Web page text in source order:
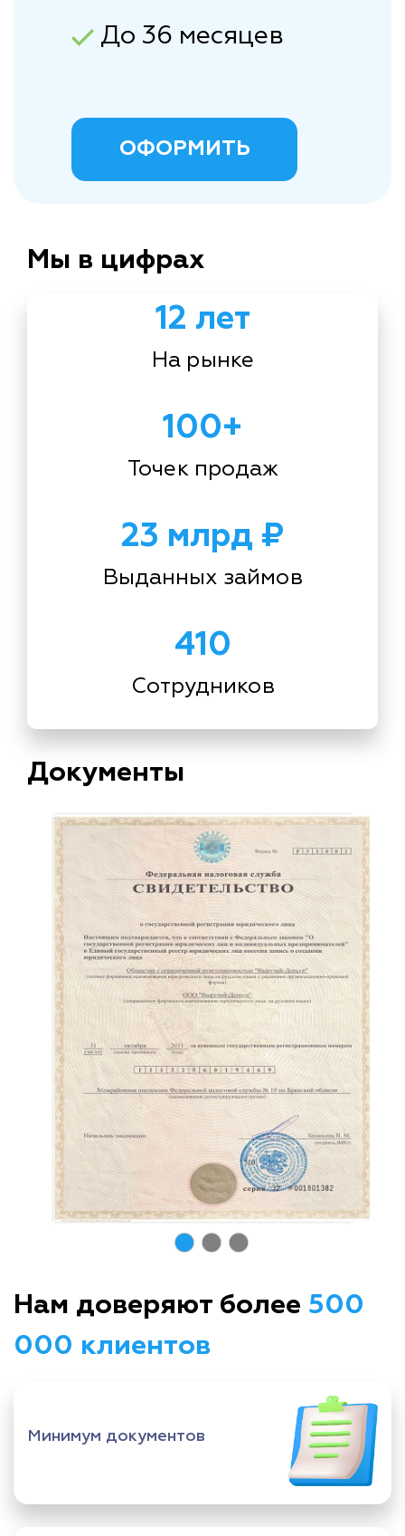
До 36 месяцев
ОФОРМИТЬ
Мы в цифрах
12 лет
На рынке
100+
Точек продаж
23 млрд ₽
Выданных займов
410
Сотрудников
Документы
Нам доверяют более 500
000 клиентов
Минимум документов